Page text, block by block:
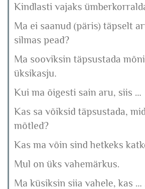
Kindlasti vajaks
Ma ei saanud (päris) täpselt
silmas pead?
Ma sooviksin täpsustada
üksikasju.
Kui ma õigesti sain aru, siis …
Kas sa võiksid täpsustada,
mõtled?
Kas ma võin sind hetkeks
Mul on üks vahemärkus.
Ma küsiksin siia vahele, kas …